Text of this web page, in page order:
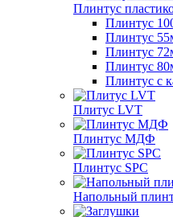
Плинтус
Плинтус
Плинтус
Плинтус
Плинтус
Плинтус с
Плитус LVT
Плинтус МДФ
Плинтус SPC
Напольный